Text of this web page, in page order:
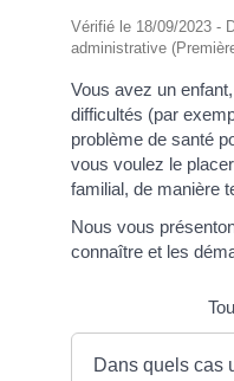
Vérifié le 18/09/2023 -
administrative
Vous avez un
difficultés (par
problème de santé
vous voulez le
familial, de manière
Nous vous
connaître et les
Dans quels cas